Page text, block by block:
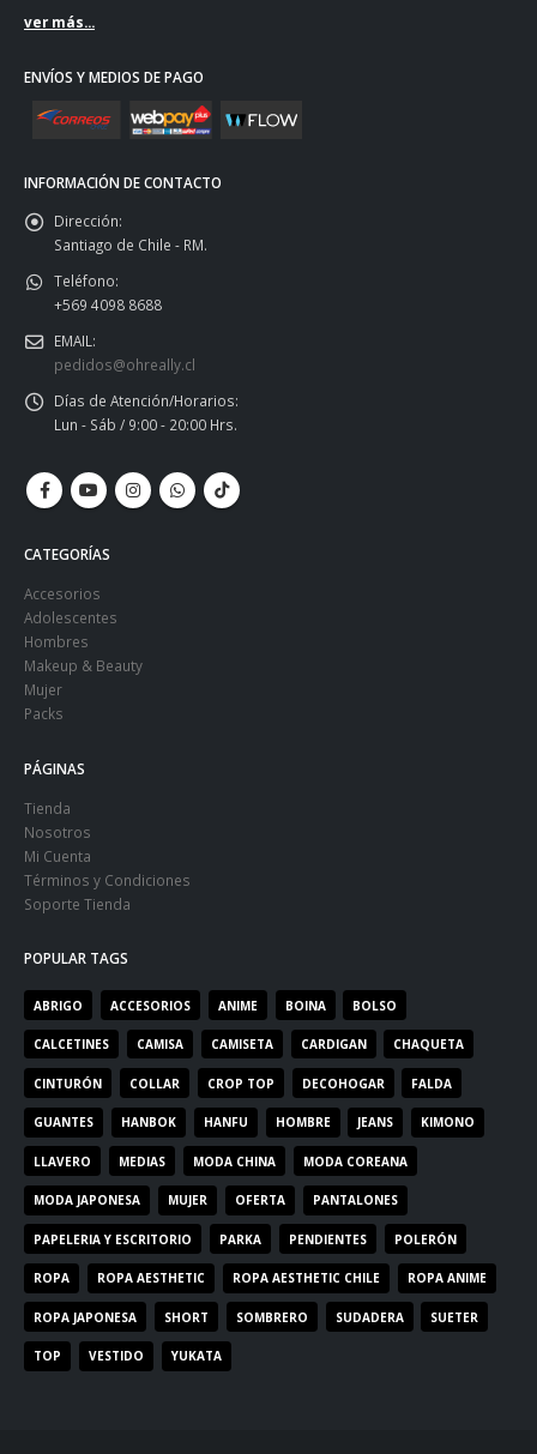
ver más...
ENVÍOS Y MEDIOS DE PAGO
INFORMACIÓN DE CONTACTO
Dirección:
Santiago de Chile - RM.
Teléfono:
+569 4098 8688
EMAIL:
pedidos@ohreally.cl
Días de Atención/Horarios:
Lun - Sáb / 9:00 - 20:00 Hrs.
CATEGORÍAS
Accesorios
Adolescentes
Hombres
Makeup & Beauty
Mujer
Packs
PÁGINAS
Tienda
Nosotros
Mi Cuenta
Términos y Condiciones
Soporte Tienda
POPULAR TAGS
ABRIGO ACCESORIOS ANIME BOINA BOLSO
CALCETINES CAMISA CAMISETA CARDIGAN CHAQUETA
CINTURÓN COLLAR CROP TOP DECOHOGAR FALDA
GUANTES HANBOK HANFU HOMBRE JEANS KIMONO
LLAVERO MEDIAS MODA CHINA MODA COREANA
MODA JAPONESA MUJER OFERTA PANTALONES
PAPELERIA Y ESCRITORIO PARKA PENDIENTES POLERÓN
ROPA ROPA AESTHETIC ROPA AESTHETIC CHILE ROPA ANIME
ROPA JAPONESA SHORT SOMBRERO SUDADERA SUETER
TOP VESTIDO YUKATA